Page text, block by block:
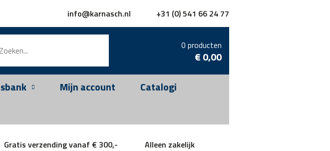
info@karnasch.nl +31 (0) 541 66 24 77
0 producten
€0,00
Mijn account
Catalogi
Gratis verzending vanaf € 300,- Alleen zakelijk